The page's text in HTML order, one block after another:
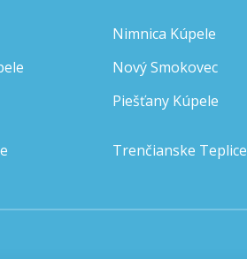
Nimnica Kúpele
Nový Smokovec
Piešťany Kúpele
Trenčianske Teplice